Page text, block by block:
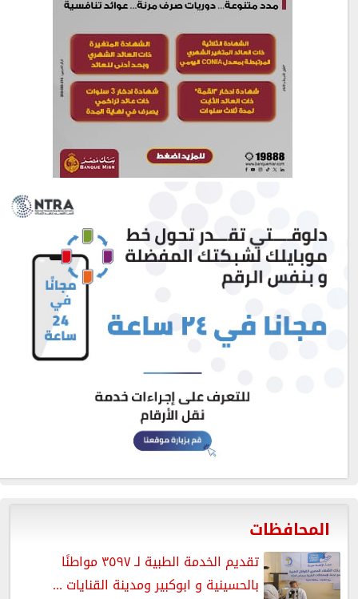
المحافظات
تقديم الخدمة الطبية لـ ٣٥٩٧ مواطنًا
بالحسينية و ابوكبير ومدينة القنايات ...